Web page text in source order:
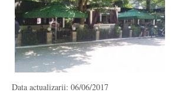
Data actualizarii: 06/06/2017